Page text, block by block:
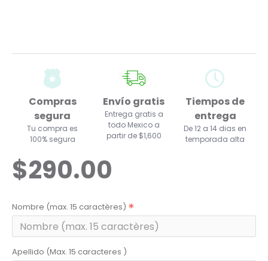
Compras
segura
Tu compra es
100% segura
Envío gratis
Entrega gratis a
todo Mexico a
partir de $1,600
Tiempos de
entrega
De 12 a 14 dias en
temporada alta
$290.00
Nombre (max. 15 caractères)
Apellido (Max. 15 caracteres )